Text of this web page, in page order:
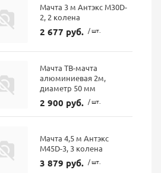
Мачта 3 м Антэкс M30D-
2, 2 колена
2 677 руб. / шт.
Мачта ТВ-мачта
алюминиевая 2м,
диаметр 50 мм
2 900 руб. / шт.
Мачта 4,5 м Антэкс
M45D-3, 3 колена
3 879 руб. / шт.